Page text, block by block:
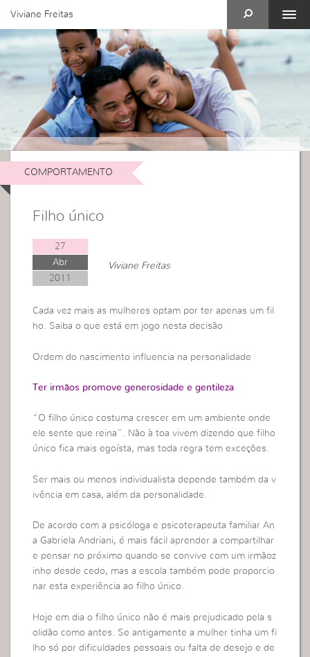
Viviane Freitas
COMPORTAMENTO
Filho único
27
Abr
2011
Viviane Freitas
Cada vez mais as mulheres optam por ter apenas um fil
ho. Saiba o que está em jogo nesta decisão
Ordem do nascimento influencia na personalidade
Ter irmãos promove generosidade e gentileza
“O filho único costuma crescer em um ambiente onde
ele sente que reina”. Não à toa vivem dizendo que filho
único fica mais egoísta, mas toda regra tem exceções.
Ser mais ou menos individualista depende também da v
ivência em casa, além da personalidade.
De acordo com a psicóloga e psicoterapeuta familiar An
a Gabriela Andriani, é mais fácil aprender a compartilhar
e pensar no próximo quando se convive com um irmãoz
inho desde cedo, mas a escola também pode proporcio
nar esta experiência ao filho único.
Hoje em dia o filho único não é mais prejudicado pela s
olidão como antes. Se antigamente a mulher tinha um fi
lho só por dificuldades pessoais ou falta de desejo e de